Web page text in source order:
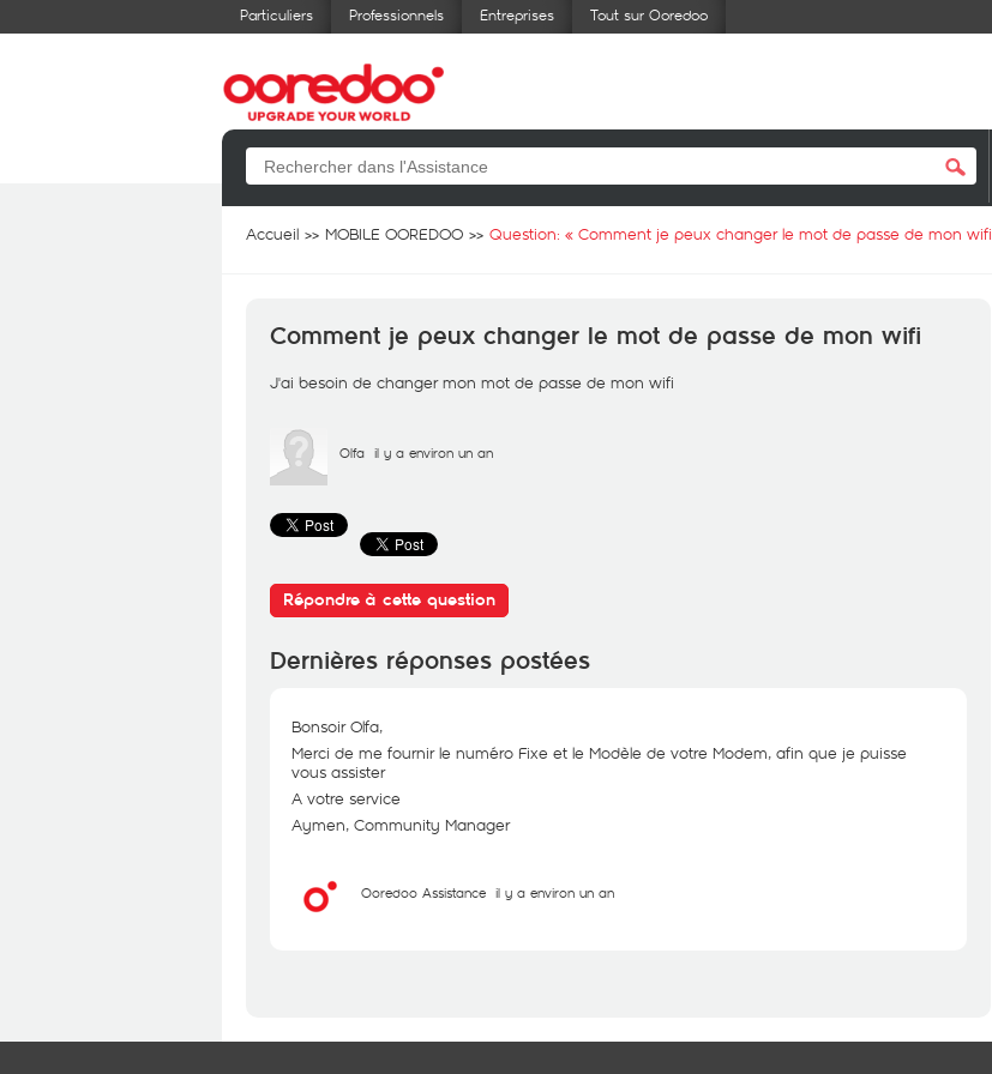
Particuliers Professionnels Entreprises Tout sur Ooredoo
Accueil MOBILE OOREDOO Question: « Comment je peux changer le mot de passe de mon wifi
Comment je peux changer le mot de passe de mon wifi
J'ai besoin de changer mon mot de passe de mon wifi
Olfa il y a environ un an
Répondre à cette question
Dernières réponses postées
Bonsoir Olfa,
Merci de me fournir le numéro Fixe et le Modèle de votre Modem, afin que je puisse
vous assister
A votre service
Aymen, Community Manager
Ooredoo Assistance il y a environ un an